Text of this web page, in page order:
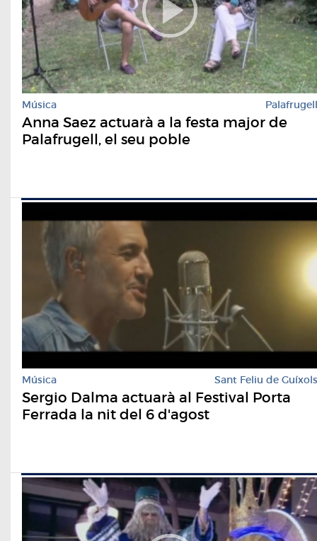
Música Palafrugell
Anna Saez actuarà a la festa major de
Palafrugell, el seu poble
Música Sant Feliu de Guíxols
Sergio Dalma actuarà al Festival Porta
Ferrada la nit del 6 d'agost